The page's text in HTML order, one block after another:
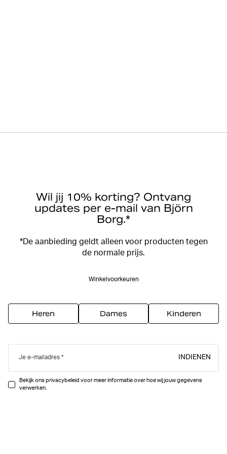
Wil jij 10% korting? Ontvang
updates per e-mail van Björn
Borg.*
*De aanbieding geldt alleen voor producten tegen
de normale prijs.
Winkelvoorkeuren
Heren Dames Kinderen
Je e-mailadres INDIENEN
Bekijk ons privacybeleid voor meer informatie over hoe wij jouw gegevens
verwerken.